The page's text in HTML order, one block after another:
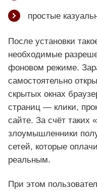
простые
После установки
необходимые
фоновом режиме.
самостоятельно
скрытых окнах
страниц — клики,
сайте. За счёт таких
злоумышленники
сетей, которые
реальным.
При этом